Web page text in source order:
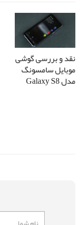
نقد و بررسی گوشی
موبایل سامسونگ
مدل Galaxy S8